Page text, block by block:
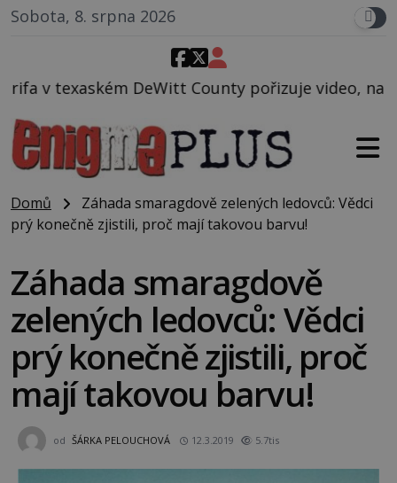
Sobota, 8. srpna 2026
pořizuje video, na kterém před jeho
Domů
Záhada smaragdově zelených ledovců: Vědci
prý konečně zjistili, proč mají takovou barvu!
Záhada smaragdově
zelených ledovců: Vědci
prý konečně zjistili, proč
mají takovou barvu!
od ŠÁRKA PELOUCHOVÁ 12.3.2019 5.7tis